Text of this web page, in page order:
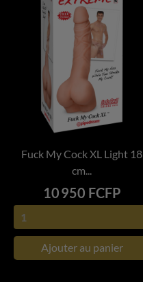
Fuck My Cock XL Light 18
cm...
Prix
10 950 FCFP
Ajouter au panier